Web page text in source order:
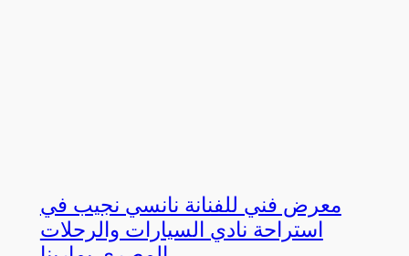
معرض فني للفنانة نانسي نجيب في
استراحة نادي السيارات والرحلات